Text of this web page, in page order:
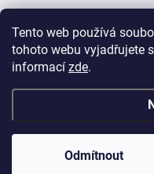
Tento web používá
tohoto webu vyjadřujete
informací zde.
Odmítnout